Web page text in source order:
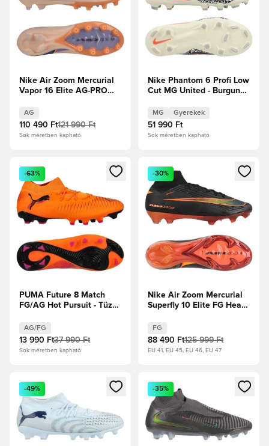
Nike Air Zoom Mercurial
Vapor 16 Elite AG-PRO
Pulse/Royal Pulse
AG
110 490 Ft121 990 Ft
Sok méretben kapható
Nike Phantom 6 Profi Low
Cut MG United - Burgundy
Piros/Fossil Gyerek
MG Gyerekek
51 990 Ft
Sok méretben kapható
Megnyit egy modált a bejelentkezéshez vagy a tagként
-63%
PUMA Future 8 Match
FG/AG Hot Pursuit - Tüzes
Fekete/Ravish
AG/FG
13 990 Ft37 990 Ft
Sok méretben kapható
Megnyit egy modált a
-30%
Nike Air Zoom Mercurial
Superfly 10 Elite FG Heat
Crimson
FG
88 490 Ft125 999 Ft
EU 41, EU 45, EU 46, EU 47
Megnyit egy modált a bejelentkezéshez vagy a tagként
-49%
Megnyit egy modált a
-35%